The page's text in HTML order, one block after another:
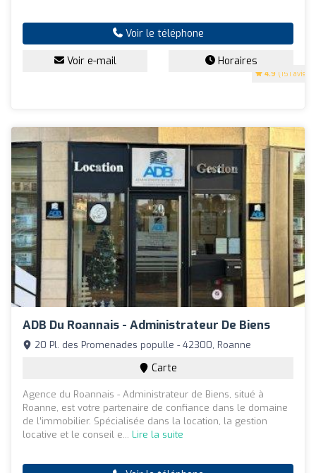
4.9 (151 avis)
Voir le téléphone
Voir e-mail Horaires
ADB Du Roannais - Administrateur De Biens
20 Pl. des Promenades populle - 42300, Roanne
Carte
Agence du Roannais - Administrateur de Biens, situé à
Roanne, est votre partenaire de confiance dans le domaine
de l’immobilier. Spécialisée dans la location, la gestion
locative et le conseil e... Lire la suite